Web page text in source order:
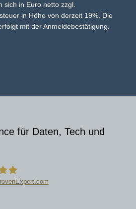
sich in Euro netto zzgl.
in Höhe von derzeit 19%. Die
mit der Anmeldebestätigung.
für Daten, Tech und